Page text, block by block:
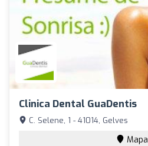
Clinica Dental GuaDentis
C. Selene, 1 - 41014, Gelves
Mapa